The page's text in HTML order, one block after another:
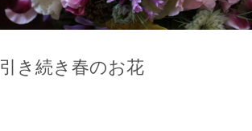
引き続き春のお花